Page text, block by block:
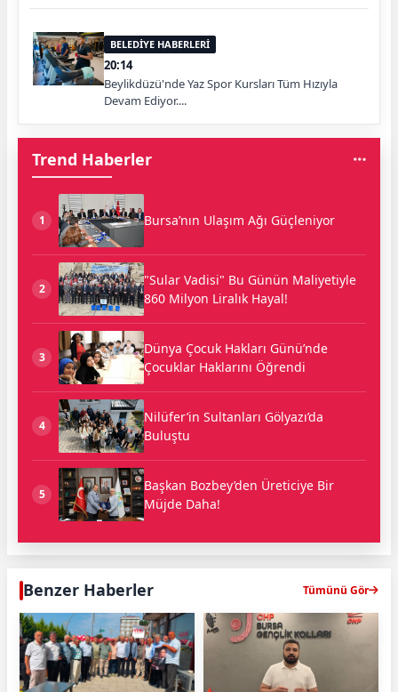
BELEDİYE HABERLERİ
20:14
Beylikdüzü'nde Yaz Spor Kursları Tüm Hızıyla
Devam Ediyor....
Trend Haberler
1 Bursa’nın Ulaşım Ağı Güçleniyor
2
"Sular Vadisi" Bu Günün Maliyetiyle
860 Milyon Liralık Hayal!
3
Dünya Çocuk Hakları Günü’nde
Çocuklar Haklarını Öğrendi
4
Nilüfer’in Sultanları Gölyazı’da
Buluştu
5
Başkan Bozbey’den Üreticiye Bir
Müjde Daha!
Benzer Haberler Tümünü Gör